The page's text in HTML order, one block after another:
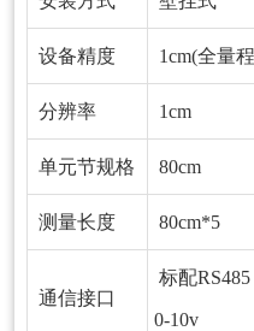
设备精度 1cm(全量
分辨率 1cm
单元节规格 80cm
测量长度 80cm*5
通信接口
标配RS485
0-10v